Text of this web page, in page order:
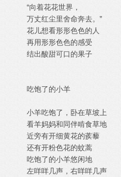
“向着花花世界，
万丈红尘里舍命奔去。”
花儿想看形形色色的人
再用形形色色的感受
结出酸甜可口的果子
吃饱了的小羊
小羊吃饱了，卧在草坡上
看羊妈妈和同伴啃食草地
近旁有开细黄花的蒺藜
还有开粉色花的蚊蒿
吃饱了的小羊悠闲地
左咩咩几声，右咩咩几声